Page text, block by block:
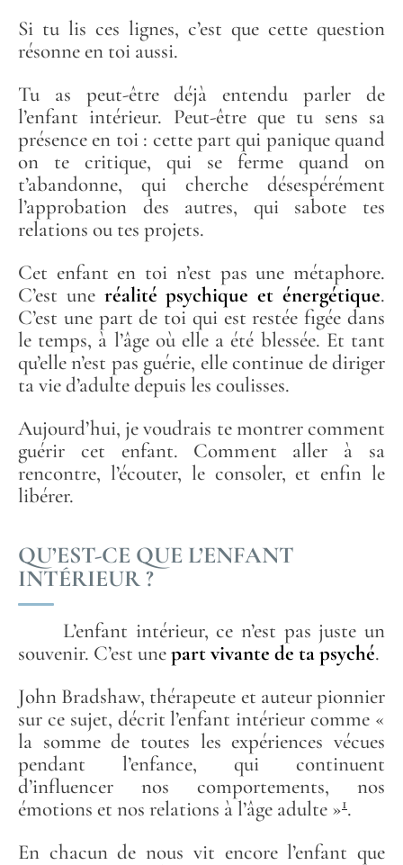
Si tu lis ces lignes, c’est que cette question
résonne en toi aussi.
Tu as peut-être déjà entendu parler de
l’enfant intérieur. Peut-être que tu sens sa
présence en toi : cette part qui panique quand
on te critique, qui se ferme quand on
t’abandonne, qui cherche désespérément
l’approbation des autres, qui sabote tes
relations ou tes projets.
Cet enfant en toi n’est pas une métaphore.
C’est une réalité psychique et énergétique.
C’est une part de toi qui est restée figée dans
le temps, à l’âge où elle a été blessée. Et tant
qu’elle n’est pas guérie, elle continue de diriger
ta vie d’adulte depuis les coulisses.
Aujourd’hui, je voudrais te montrer comment
guérir cet enfant. Comment aller à sa
rencontre, l’écouter, le consoler, et enfin le
libérer.
QU’EST-CE QUE L’ENFANT
INTÉRIEUR ?
L’enfant intérieur, ce n’est pas juste un
souvenir. C’est unepart vivante de ta psyché.
John Bradshaw, thérapeute et auteur pionnier
sur ce sujet, décrit l’enfant intérieur comme «
la somme de toutes les expériences vécues
pendant l’enfance, qui continuent
d’influencer nos comportements, nos
émotions et nos relations à l’âge adulte »1.
En chacun de nous vit encore l’enfant que